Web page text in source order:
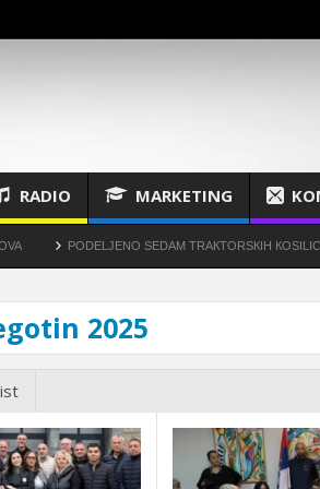
RADIO MARKETING
PODELJENO SEDAM TRAКTORSКIH КOSILICA
2025